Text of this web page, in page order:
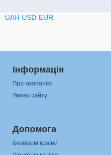
UAH USD EUR
Інформація
Про компанію
Умови сайту
Допомога
Безвізові країни